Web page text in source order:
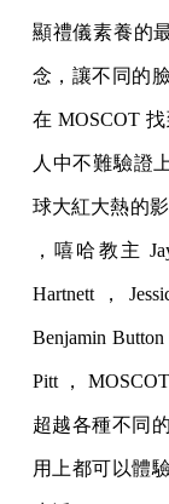
顯禮儀素養的
念，讓不同的
在 MOSCOT
人中不難驗證
球大紅大熱的影
，嘻哈教主
Hartnett ，
Benjamin
Pitt ，
超越各種不同
用上都可以體